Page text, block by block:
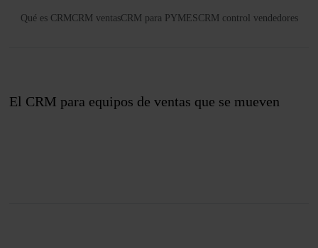
Qué es CRM CRM ventasCRM para PYMESCRM control vendedores
El CRM para equipos de ventas que se mueven